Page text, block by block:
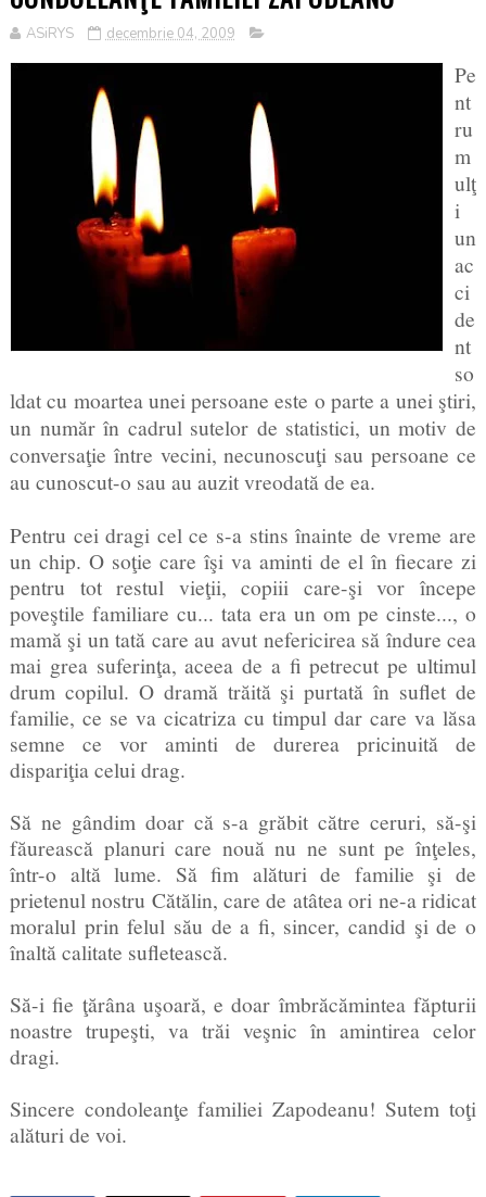
ASiRYS decembrie 04, 2009
Pe
nt
ru
m
ulţ
i
un
ac
ci
de
nt
so
ldat cu moartea unei persoane este o parte a unei ştiri,
un număr în cadrul sutelor de statistici, un motiv de
conversaţie între vecini, necunoscuţi sau persoane ce
au cunoscut-o sau au auzit vreodată de ea.
Pentru cei dragi cel ce s-a stins înainte de vreme are
un chip. O soţie care îşi va aminti de el în fiecare zi
pentru tot restul vieţii, copiii care-şi vor începe
poveştile familiare cu... tata era un om pe cinste..., o
mamă şi un tată care au avut nefericirea să îndure cea
mai grea suferinţa, aceea de a fi petrecut pe ultimul
drum copilul. O dramă trăită şi purtată în suflet de
familie, ce se va cicatriza cu timpul dar care va lăsa
semne ce vor aminti de durerea pricinuită de
dispariţia celui drag.
Să ne gândim doar că s-a grăbit către ceruri, să-şi
făurească planuri care nouă nu ne sunt pe înţeles,
într-o altă lume. Să fim alături de familie şi de
prietenul nostru Cătălin, care de atâtea ori ne-a ridicat
moralul prin felul său de a fi, sincer, candid şi de o
înaltă calitate sufletească.
Să-i fie ţărâna uşoară, e doar îmbrăcămintea făpturii
noastre trupeşti, va trăi veşnic în amintirea celor
dragi.
Sincere condoleanţe familiei Zapodeanu! Sutem toţi
alături de voi.